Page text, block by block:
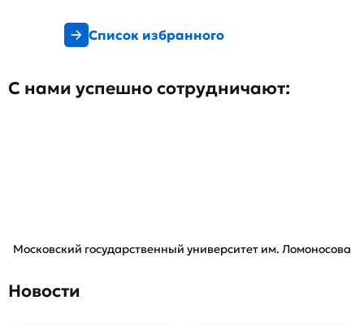
Список избранного
С нами успешно сотрудничают:
Московский государственный университет им. Ломоносова
Новости